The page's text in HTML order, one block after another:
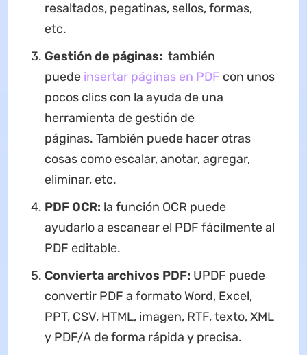
resaltados, pegatinas, sellos, formas,
etc.
Gestión de páginas: también
puede insertar páginas en PDF con unos
pocos clics con la ayuda de una
herramienta de gestión de
páginas. También puede hacer otras
cosas como escalar, anotar, agregar,
eliminar, etc.
PDF OCR: la función OCR puede
ayudarlo a escanear el PDF fácilmente al
PDF editable.
Convierta archivos PDF: UPDF puede
convertir PDF a formato Word, Excel,
PPT, CSV, HTML, imagen, RTF, texto, XML
y PDF/A de forma rápida y precisa.